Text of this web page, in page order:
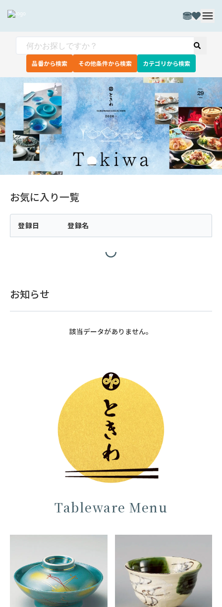
品番から検索 その他条件から検索 カテゴリから検索
お気に入り一覧
登録日 登録名
お知らせ
該当データがありません。
Tableware Menu